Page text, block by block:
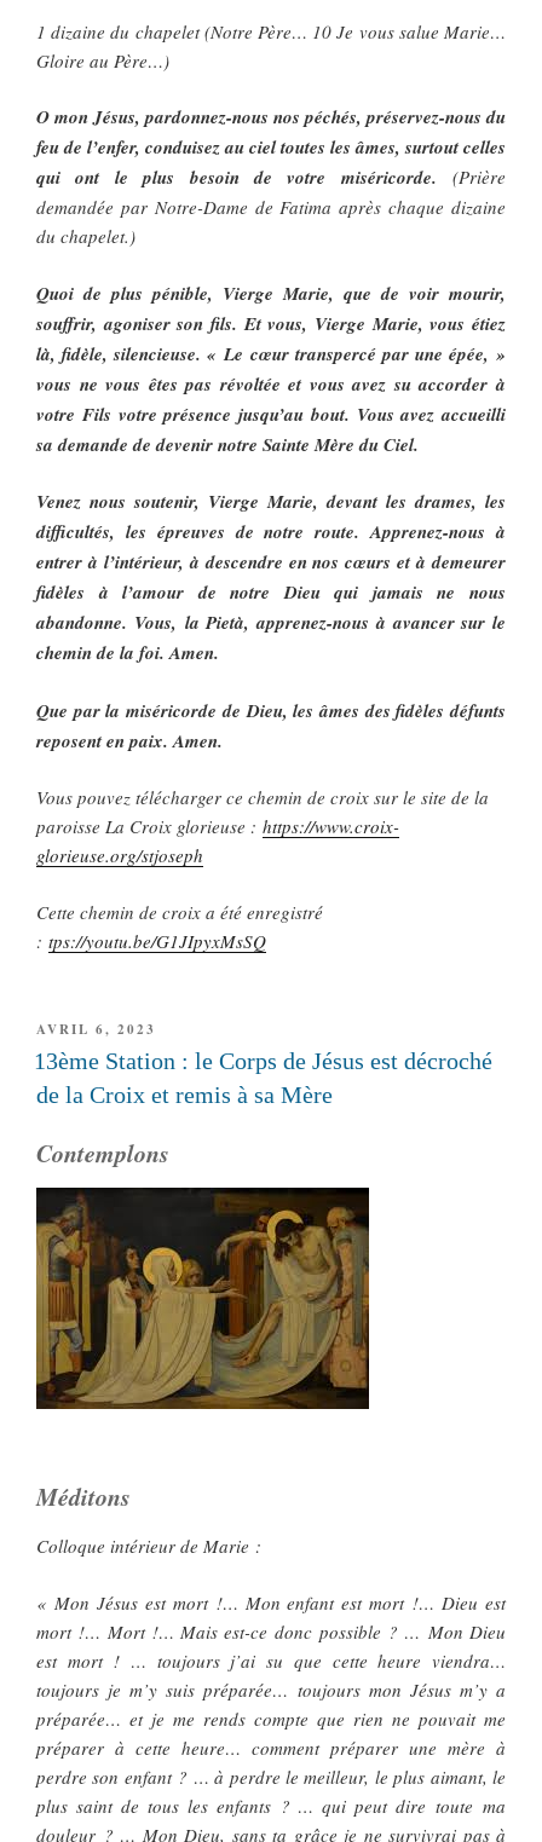
1 dizaine du chapelet (Notre Père… 10 Je vous salue Marie…
Gloire au Père…)
O mon Jésus, pardonnez-nous nos péchés, préservez-nous du
feu de l’enfer, conduisez au ciel toutes les âmes, surtout celles
qui ont le plus besoin de votre miséricorde. (Prière
demandée par Notre-Dame de Fatima après chaque dizaine
du chapelet.)
Quoi de plus pénible, Vierge Marie, que de voir mourir,
souffrir, agoniser son fils. Et vous, Vierge Marie, vous étiez
là, fidèle, silencieuse. « Le cœur transpercé par une épée, »
vous ne vous êtes pas révoltée et vous avez su accorder à
votre Fils votre présence jusqu’au bout. Vous avez accueilli
sa demande de devenir notre Sainte Mère du Ciel.
Venez nous soutenir, Vierge Marie, devant les drames, les
difficultés, les épreuves de notre route. Apprenez-nous à
entrer à l’intérieur, à descendre en nos cœurs et à demeurer
fidèles à l’amour de notre Dieu qui jamais ne nous
abandonne. Vous, la Pietà, apprenez-nous à avancer sur le
chemin de la foi. Amen.
Que par la miséricorde de Dieu, les âmes des fidèles défunts
reposent en paix. Amen.
Vous pouvez télécharger ce chemin de croix sur le site de la
paroisse La Croix glorieuse : https://www.croix-
glorieuse.org/stjoseph
Cette chemin de croix a été enregistré
: tps://youtu.be/G1JIpyxMsSQ
PUBLIÉ
LE
AVRIL 6, 2023
13ème Station : le Corps de Jésus est décroché
de la Croix et remis à sa Mère
Contemplons
Méditons
Colloque intérieur de Marie :
« Mon Jésus est mort !… Mon enfant est mort !… Dieu est
mort !… Mort !… Mais est-ce donc possible ? … Mon Dieu
est mort ! … toujours j’ai su que cette heure viendra…
toujours je m’y suis préparée… toujours mon Jésus m’y a
préparée… et je me rends compte que rien ne pouvait me
préparer à cette heure… comment préparer une mère à
perdre son enfant ? … à perdre le meilleur, le plus aimant, le
plus saint de tous les enfants ? … qui peut dire toute ma
douleur ? … Mon Dieu, sans ta grâce je ne survivrai pas à